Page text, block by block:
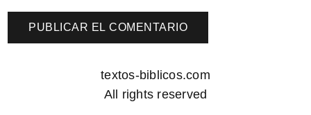
textos-biblicos.com
All rights reserved